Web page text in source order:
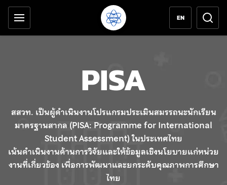
ข้ามไปยังเนื้อหาหลัก
เครื่องมือช่วยเหลือ
EN
PISA
สสวท. เป็นผู้ดำเนินงานโปรแกรมประเมินสมรรถนะนักเรียน
มาตรฐานสากล (PISA: Programme for International
Student Assessment) ในประเทศไทย
เน้นดำเนินงานด้านการวิจัยและให้ข้อมูลเชิงนโยบายแก่หน่วย
งานที่เกี่ยวข้อง เพื่อการพัฒนาและยกระดับคุณภาพการศึกษา
ไทย